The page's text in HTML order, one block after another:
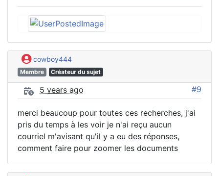
cowboy444
Membre Créateur du sujet
5 years ago #9
merci beaucoup pour toutes ces recherches, j'ai
pris du temps à les voir je n'ai reçu aucun
courriel m'avisant qu'il y a eu des réponses,
comment faire pour zoomer les documents